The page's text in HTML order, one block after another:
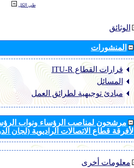
طي الكل
الوثائق
المنشورات
قرارات القطاع ‏ITU-R
المسائل
مبادئ توجيهية لطرائق العمل
مرشحون لمناصب الرؤساء ونواب
لأفرقة قطاع الاتصالات الراديوية (لجان
معلومات أخرى